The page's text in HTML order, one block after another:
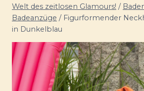
Welt des zeitlosen Glamours! /
Badeanzüge / Figurformender
in Dunkelblau